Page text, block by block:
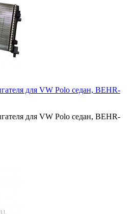
для VW Polo седан, BEHR-
для VW Polo седан, BEHR-